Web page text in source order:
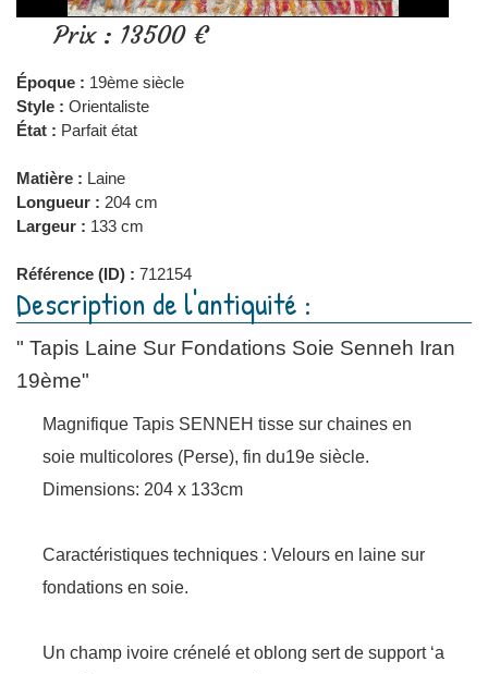
Prix : 13500 €
Époque : 19ème siècle
Style : Orientaliste
État : Parfait état
Matière : Laine
Longueur : 204 cm
Largeur : 133 cm
Référence (ID) : 712154
Description de l'antiquité :
" Tapis Laine Sur Fondations Soie Senneh Iran
19ème"
Magnifique Tapis SENNEH tisse sur chaines en
soie multicolores (Perse), fin du19e siècle.
Dimensions: 204 x 133cm
Caractéristiques techniques : Velours en laine sur
fondations en soie.
Un champ ivoire crénelé et oblong sert de support ‘a